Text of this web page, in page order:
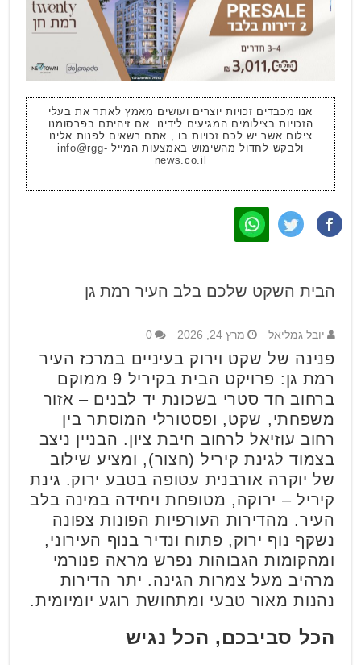
אנו מכבדים זכויות יוצרים ועושים מאמץ לאתר את בעלי
הזכויות בצילומים המגיעים לידינו .אם זיהיתם בפרסומנו
צילום אשר יש לכם זכויות בו , אתם רשאים לפנות אלינו
ולבקש לחדול מהשימוש באמצעות המייל info@rgg-
news.co.il
הבית השקט שלכם בלב העיר רמת גן
יובל גמליאל מרץ 24, 2026 0
פנינה של שקט וירוק בעיניים במרכז העיר
רמת גן: פרויקט הבית בקיריל 9 ממוקם
ברחוב חד סטרי בשכונת יד לבנים – אזור
משפחתי, שקט, ופסטורלי המוסתר בין
רחוב עוזיאל לרחוב חיבת ציון. הבניין ניצב
בצמוד לגינת קיריל (חצור), ומציע שילוב
של יוקרה אורבנית עטופה בטבע ירוק. גינת
קיריל – ירוקה, מטופחת ויחידה במינה בלב
העיר. מהדירות העורפיות הפונות צפונה
נשקף נוף ירוק, פתוח ונדיר בנוף העירוני,
ומהקומות הגבוהות נפרש מראה פנורמי
מרהיב מעל צמרות הגינה. יתר הדירות
נהנות מאור טבעי ומתחושת רוגע יומיומית.
הכל סביבכם, הכל נגיש